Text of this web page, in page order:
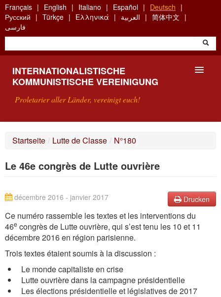
Skip
to
main
content
Français English Italiano Español
Deutsch
Русский
Türkçe Ελληνικά العربية
简体中文
فارسی
INTERNATIONALISTISCHE
KOMMUNISTISCHE VEREINIGUNG
Proletarier aller Länder, vereinigt euch!
KONTAKT
Startseite / Lutte de Classe / N°180
Le 46e congrès de Lutte ouvrière
Drucken
décembre 2016 - janvier 2017
Ce numéro rassemble les textes et les interventions du
46e congrès de Lutte ouvrière, qui s’est tenu les 10 et 11
décembre 2016 en région parisienne.
Trois textes étaient soumis à la discussion :
Le monde capitaliste en crise
Lutte ouvrière dans la campagne présidentielle
Les élections présidentielle et législatives de 2017